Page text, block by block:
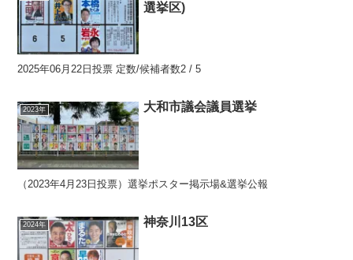
選挙区)
2025年06月22日投票 定数/候補者数2 / 5
2023年 大和市議会議員選挙
（2023年4月23日投票）選挙ポスター掲示場&選挙公報
2024年 神奈川13区